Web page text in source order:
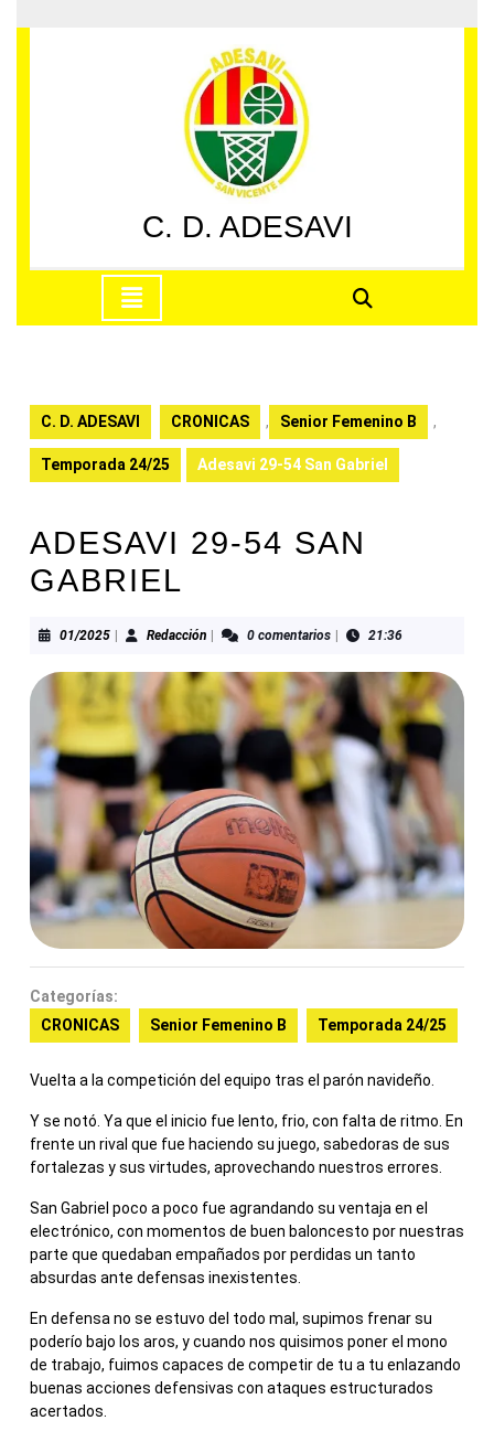
al
C. D. ADESAVI
apertura
C. D. ADESAVI CRONICAS , Senior Femenino B ,
Temporada 24/25 Adesavi 29-54 San Gabriel
ADESAVI 29-54 SAN
GABRIEL
01/202501/2025RedacciónRedacción0 comentarios 21:36
Categorías:
CRONICAS
Senior Femenino B Temporada 24/25
Vuelta a la competición del equipo tras el parón navideño.
Y se notó. Ya que el inicio fue lento, frio, con falta de ritmo. En
frente un rival que fue haciendo su juego, sabedoras de sus
fortalezas y sus virtudes, aprovechando nuestros errores.
San Gabriel poco a poco fue agrandando su ventaja en el
electrónico, con momentos de buen baloncesto por nuestras
parte que quedaban empañados por perdidas un tanto
absurdas ante defensas inexistentes.
En defensa no se estuvo del todo mal, supimos frenar su
poderío bajo los aros, y cuando nos quisimos poner el mono
de trabajo, fuimos capaces de competir de tu a tu enlazando
buenas acciones defensivas con ataques estructurados
acertados.